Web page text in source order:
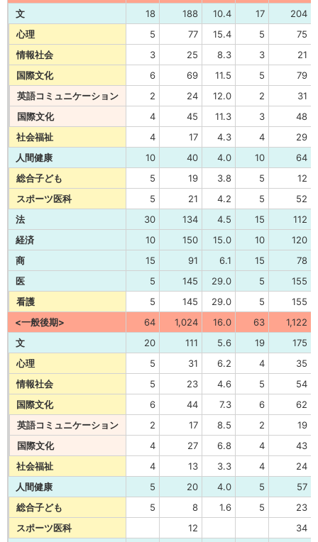
文
18 188 10.4 17
204
心理
5 77 15.4 5
75
情報社会
3 25 8.3 3
21
国際文化
6 69 11.5 5
79
英語コミュニケーション
2 24 12.0 2
31
国際文化
4 45 11.3 3
48
社会福祉
4 17 4.3 4
29
人間健康
10 40 4.0 10
64
総合子ども
5 19 3.8 5
12
スポーツ医科
5 21 4.2 5
52
法
30 134 4.5 15
112
経済
10 150 15.0 10
120
商
15 91 6.1 15
78
医
5 145 29.0 5
155
看護
5 145 29.0 5
155
<一般後期>
64 1,024 16.0 63
1,122
文
20 111 5.6 19
175
心理
5 31 6.2 4
35
情報社会
5 23 4.6 5
54
国際文化
6 44 7.3 6
62
英語コミュニケーション
2 17 8.5 2
19
国際文化
4 27 6.8 4
43
社会福祉
4 13 3.3 4
24
人間健康
5 20 4.0 5
57
総合子ども
5 8 1.6 5
23
スポーツ医科
12 34